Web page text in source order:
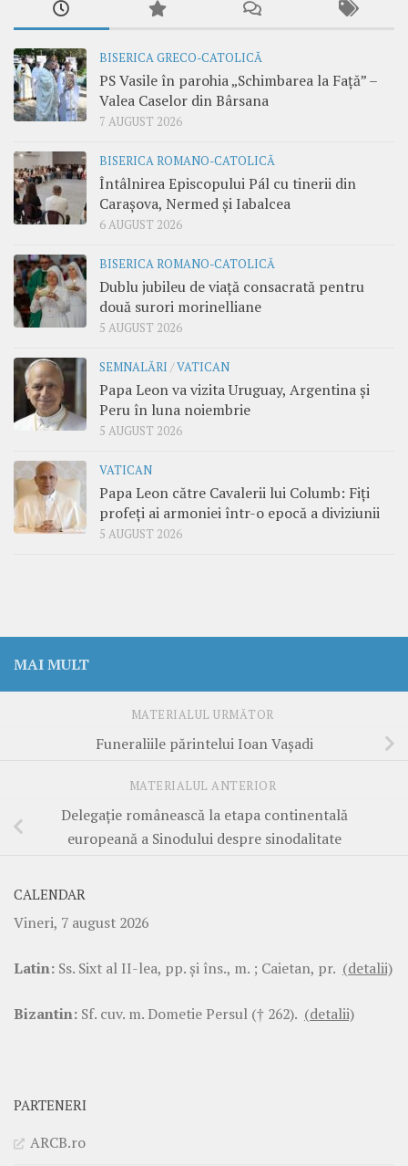
BISERICA GRECO-CATOLICĂ
PS Vasile în parohia „Schimbarea la Față” –
Valea Caselor din Bârsana
7 AUGUST 2026
BISERICA ROMANO-CATOLICĂ
Întâlnirea Episcopului Pál cu tinerii din
Carașova, Nermed și Iabalcea
6 AUGUST 2026
BISERICA ROMANO-CATOLICĂ
Dublu jubileu de viață consacrată pentru
două surori morinelliane
5 AUGUST 2026
SEMNALĂRI /VATICAN
Papa Leon va vizita Uruguay, Argentina și
Peru în luna noiembrie
5 AUGUST 2026
VATICAN
Papa Leon către Cavalerii lui Columb: Fiți
profeți ai armoniei într-o epocă a diviziunii
5 AUGUST 2026
MAI MULT
MATERIALUL URMĂTOR
Funeraliile părintelui Ioan Vașadi
MATERIALUL ANTERIOR
Delegație românească la etapa continentală
europeană a Sinodului despre sinodalitate
CALENDAR
Vineri, 7 august 2026
Latin: Ss. Sixt al II-lea, pp. şi îns., m. ; Caietan, pr. (detalii)
Bizantin: Sf. cuv. m. Dometie Persul († 262). (detalii)
PARTENERI
ARCB.ro